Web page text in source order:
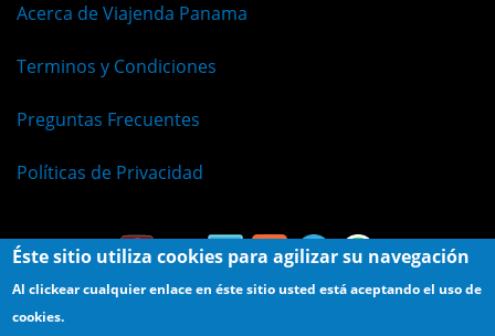
Acerca de Viajenda Panama
Terminos y Condiciones
Preguntas Frecuentes
Políticas de Privacidad
Éste sitio utiliza cookies para agilizar su navegación
Al clickear cualquier enlace en éste sitio usted está aceptando el uso de
cookies.